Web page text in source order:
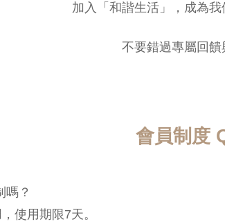
加入「和諧生活」，成為我
不要錯過專屬回饋
會員制度
嗎？
使用期限7天。